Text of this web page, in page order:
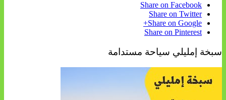
Share on Facebook
Share on Twitter
Share on Google+
Share on Pinterest
سبخة إمليلي سياحة مستدامة